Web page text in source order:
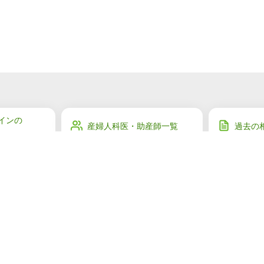
ンの
産婦人科医・助産師一覧 過去の